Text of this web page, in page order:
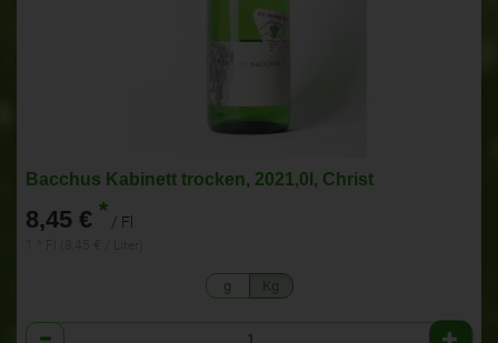
Bacchus Kabinett trocken, 2021,0l, Christ
8,45 € * / Fl
g Kg
Anzahl